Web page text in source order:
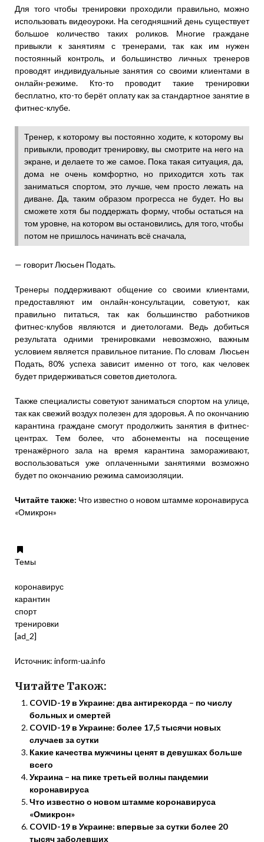
Для того чтобы тренировки проходили правильно, можно
использовать видеоуроки. На сегодняшний день существует
большое количество таких роликов. Многие граждане
привыкли к занятиям с тренерами, так как им нужен
постоянный контроль, и большинство личных тренеров
проводят индивидуальные занятия со своими клиентами в
онлайн-режиме. Кто-то проводит такие тренировки
бесплатно, кто-то берёт оплату как за стандартное занятие в
фитнес-клубе.
Тренер, к которому вы постоянно ходите, к которому вы
привыкли, проводит тренировку, вы смотрите на него на
экране, и делаете то же самое. Пока такая ситуация, да,
дома не очень комфортно, но приходится хоть так
заниматься спортом, это лучше, чем просто лежать на
диване. Да, таким образом прогресса не будет. Но вы
сможете хотя бы поддержать форму, чтобы остаться на
том уровне, на котором вы остановились, для того, чтобы
потом не пришлось начинать всё сначала,
— говорит Люсьен Подать.
Тренеры поддерживают общение со своими клиентами,
предоставляют им онлайн-консультации, советуют, как
правильно питаться, так как большинство работников
фитнес-клубов являются и диетологами. Ведь добиться
результата одними тренировками невозможно, важным
условием является правильное питание. По словам Люсьен
Подать, 80% успеха зависит именно от того, как человек
будет придерживаться советов диетолога.
Также специалисты советуют заниматься спортом на улице,
так как свежий воздух полезен для здоровья. А по окончанию
карантина граждане смогут продолжить занятия в фитнес-
центрах. Тем более, что абонементы на посещение
тренажёрного зала на время карантина замораживают,
воспользоваться уже оплаченными занятиями возможно
будет по окончанию режима самоизоляции.
Читайте также: Что известно о новом штамме коронавируса
«Омикрон»
Темы
коронавирус
карантин
спорт
тренировки
[ad_2]
Источник: inform-ua.info
Читайте Також:
COVID-19 в Украине: два антирекорда – по числу
больных и смертей
COVID-19 в Украине: более 17,5 тысячи новых
случаев за сутки
Какие качества мужчины ценят в девушках больше
всего
Украина – на пике третьей волны пандемии
коронавируса
Что известно о новом штамме коронавируса
«Омикрон»
COVID-19 в Украине: впервые за сутки более 20
тысяч заболевших